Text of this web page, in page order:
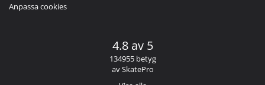
Anpassa cookies
4.8 av 5
134955 betyg
av SkatePro